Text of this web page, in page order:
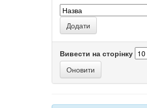
Вивести на сторінку